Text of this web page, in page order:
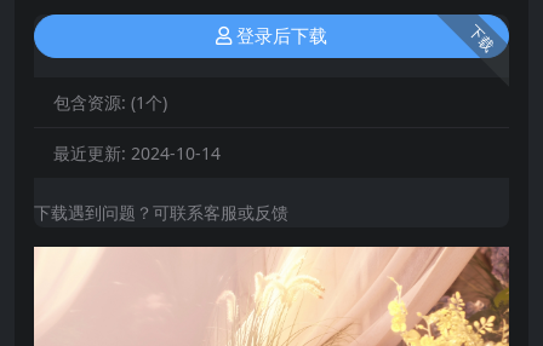
下载
登录后下载
包含资源: (1个)
最近更新: 2024-10-14
下载遇到问题？可联系客服或反馈